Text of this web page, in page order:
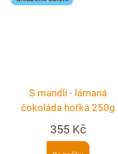
S mandlí - lámaná
čokoláda hořká 250g
355 Kč